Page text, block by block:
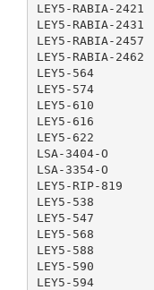
LEY5-RABIA-2421
LEY5-RABIA-2431
LEY5-RABIA-2457
LEY5-RABIA-2462
LEY5-564
LEY5-574
LEY5-610
LEY5-616
LEY5-622
LSA-3404-O
LSA-3354-O
LEY5-RIP-819
LEY5-538
LEY5-547
LEY5-568
LEY5-588
LEY5-590
LEY5-594